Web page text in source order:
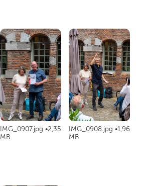
IMG_0907.jpg 2,35
MB
IMG_0908.jpg 1,96
MB